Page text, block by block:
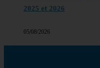
2025 et 2026
05/08/2026